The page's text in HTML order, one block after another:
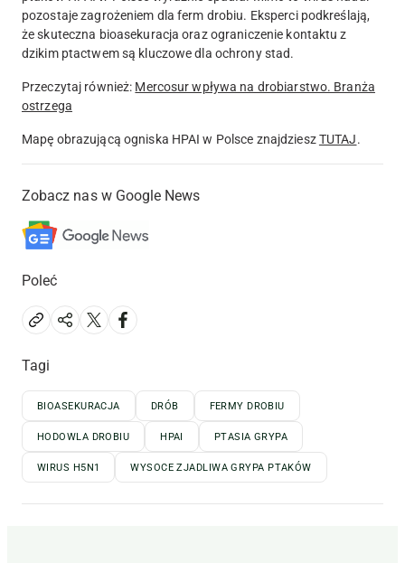
pozostaje zagrożeniem dla ferm drobiu. Eksperci podkreślają,
że skuteczna bioasekuracja oraz ograniczenie kontaktu z
dzikim ptactwem są kluczowe dla ochrony stad.
Przeczytaj również: Mercosur wpływa na drobiarstwo. Branża
ostrzega
Mapę obrazującą ogniska HPAI w Polsce znajdzieszTUTAJ.
Zobacz nas w Google News
Poleć
Tagi
BIOASEKURACJA DRÓB FERMY DROBIU
HODOWLA DROBIU HPAI PTASIA GRYPA
WIRUS H5N1 WYSOCE ZJADLIWA GRYPA PTAKÓW